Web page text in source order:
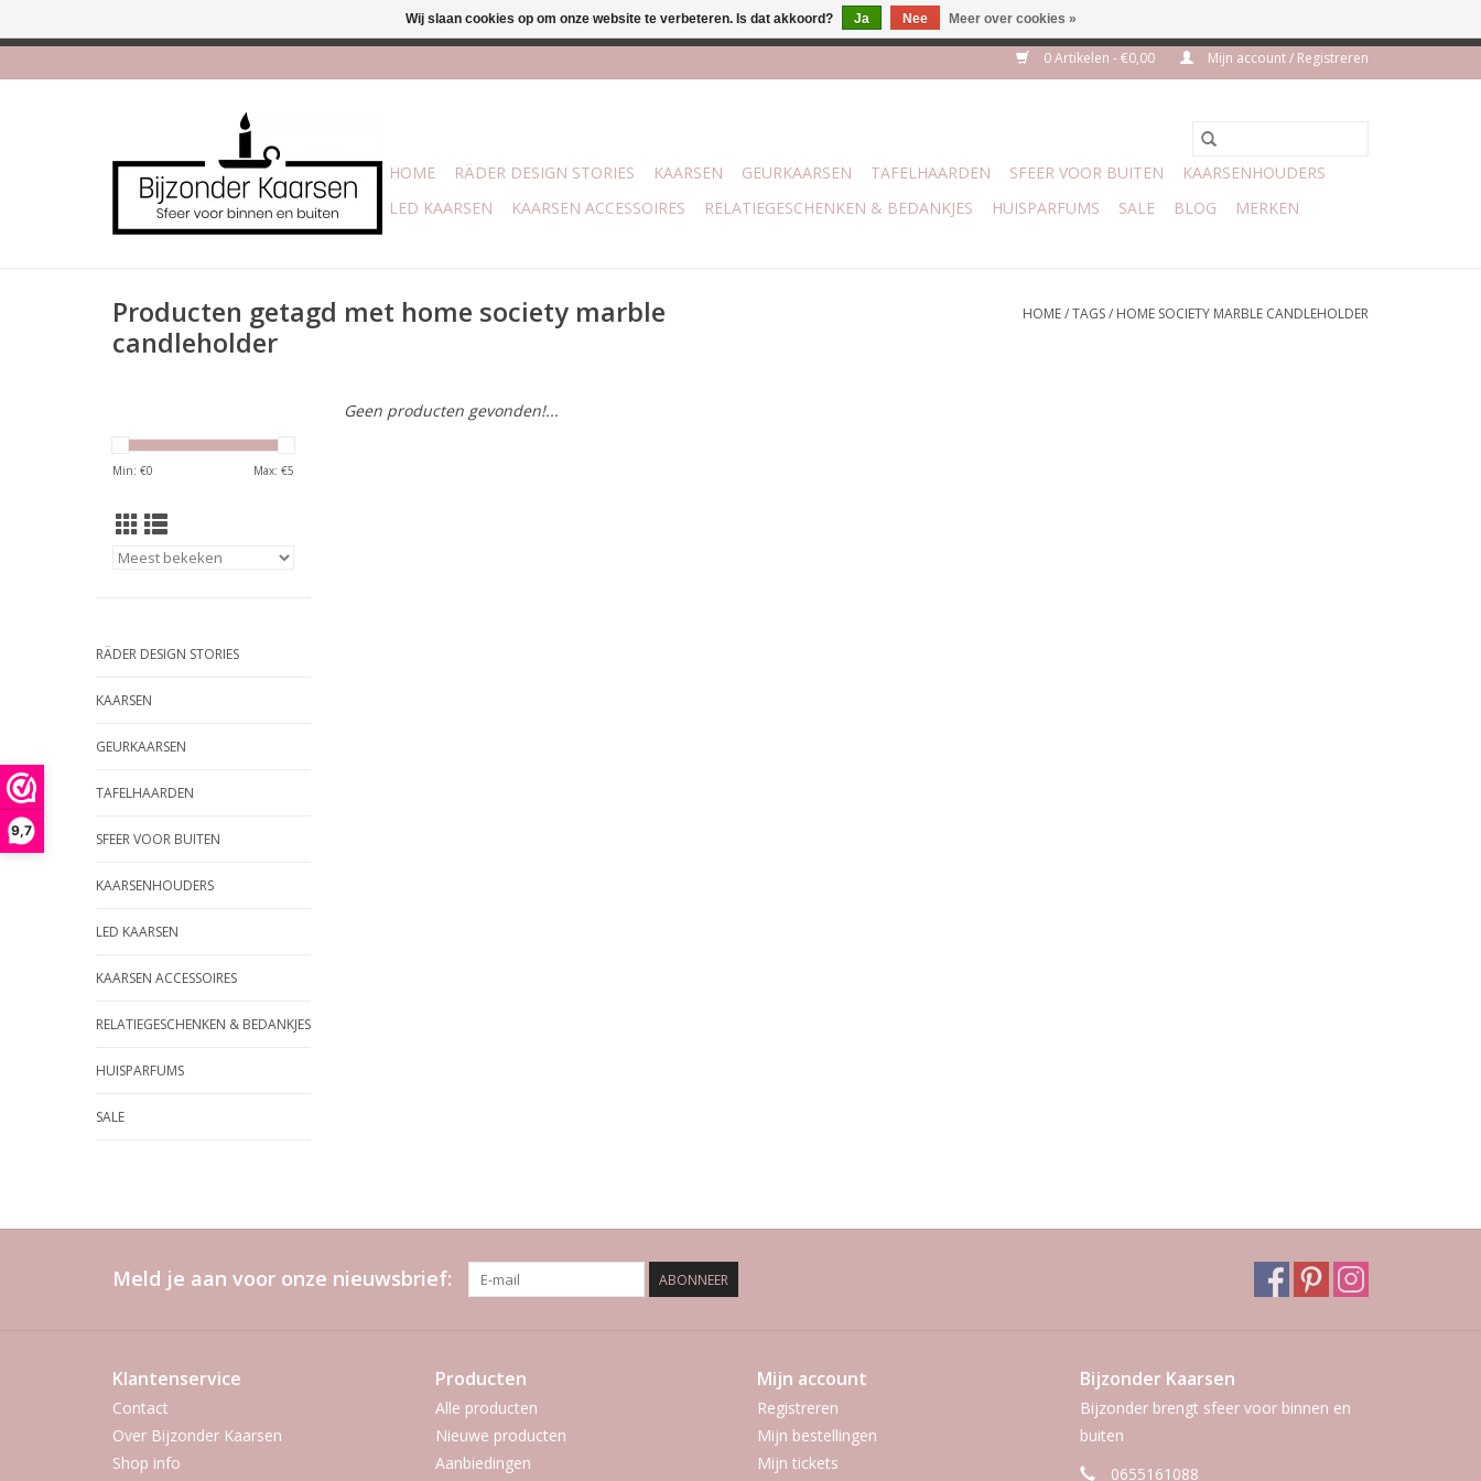
9,7
0 Artikelen - €0,00 Mijn account / Registreren
HOME RÄDER DESIGN STORIES KAARSEN GEURKAARSEN TAFELHAARDEN SFEER VOOR BUITEN
KAARSENHOUDERS
LED KAARSEN
KAARSEN ACCESSOIRES RELATIEGESCHENKEN & BEDANKJES HUISPARFUMS SALE BLOG MERKEN
Producten getagd met home society marble
candleholder
HOME/TAGS/ HOME SOCIETY MARBLE CANDLEHOLDER
Min: €0 Max: €5
RÄDER DESIGN STORIES
KAARSEN
GEURKAARSEN
TAFELHAARDEN
SFEER VOOR BUITEN
KAARSENHOUDERS
LED KAARSEN
KAARSEN ACCESSOIRES
RELATIEGESCHENKEN & BEDANKJES
HUISPARFUMS
SALE
Geen producten gevonden!...
Meld je aan voor onze nieuwsbrief: ABONNEER
Klantenservice
Contact
Over Bijzonder Kaarsen
Shop info
Producten
Alle producten
Nieuwe producten
Aanbiedingen
Mijn account
Registreren
Mijn bestellingen
Mijn tickets
Bijzonder Kaarsen
Bijzonder brengt sfeer voor binnen en
buiten
0655161088
Wij slaan cookies op om onze website te verbeteren. Is dat akkoord? Ja Nee Meer over cookies »
Afhalen is mogelijk bij Trotz Woon & Cadeau | Belvederelaan 107 Zwolle | boven de 70 euro geen verzendkosten